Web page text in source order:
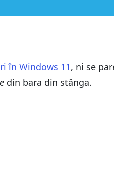
în Windows 11, ni se
din bara din stânga.